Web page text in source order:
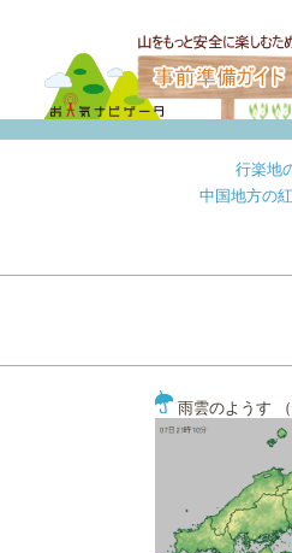
行楽地
中国地方の
雨雲のようす （